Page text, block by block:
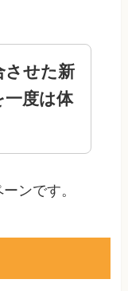
させた新
一度は体
ンです。